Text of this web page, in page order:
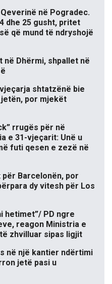
në Pogradec.
dhe 25 gusht, pritet
që mund të ndryshojë
Dhërmi, shpallet në
shtatzënë bie
jetën, por mjekët
rrugës për në
e 31-vjeçarit: Unë u
futi qesen e zezë në
për Barcelonën, por
dy vitesh për Los
hetimet”/ PD ngre
reagon Ministria e
zhvilluar sipas ligjit
në një kantier ndërtimi
jetë pasi u